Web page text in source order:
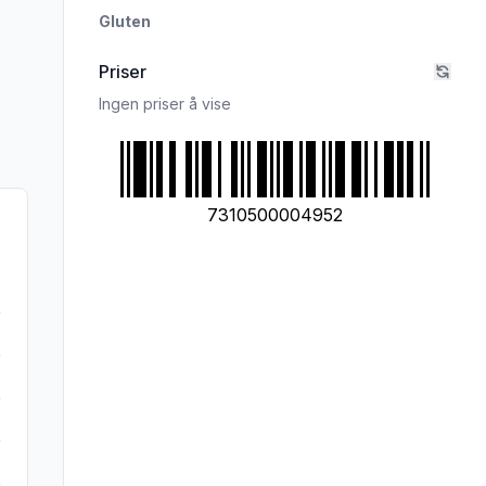
Gluten
Priser
Ingen priser å vise
7310500004952